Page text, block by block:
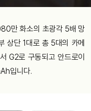
만 화소의 초광각 5배 망
상단 1대로 총 5대의 카메
G2로 구동되고 안드로이
입니다.